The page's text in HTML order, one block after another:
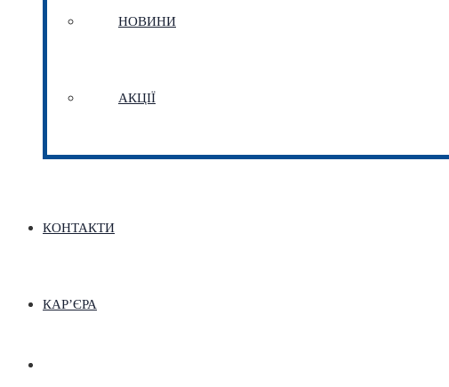
НОВИНИ
АКЦІЇ
КОНТАКТИ
КАР’ЄРА